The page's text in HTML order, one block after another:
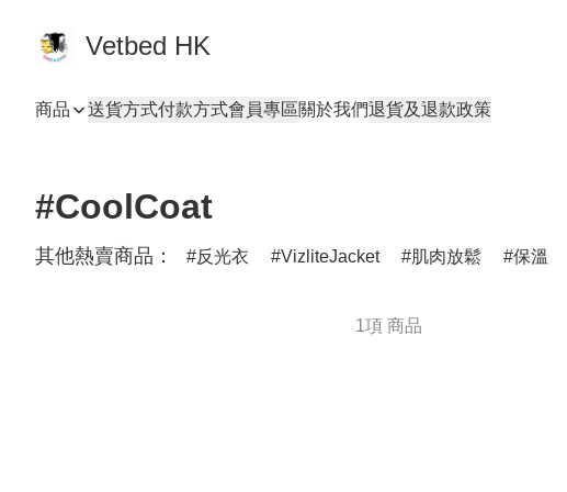
Vetbed HK
商品 送貨方式付款方式會員專區關於我們退貨及退款政策
#CoolCoat
其他熱賣商品： 反光衣 VizliteJacket 肌肉放鬆 保溫
1項 商品